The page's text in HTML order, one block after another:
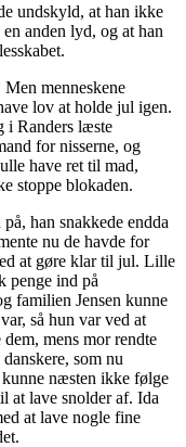
undskyld, at han ikke
anden lyd, og at han
menneskene
lov at holde jul igen.
i Randers læste
for nisserne, og
have ret til mad,
stoppe blokaden.
han snakkede endda
nu de havde for
at gøre klar til jul. Lille
penge ind på
familien Jensen kunne
så hun var ved at
mens mor rendte
som nu
næsten ikke følge
at lave snolder af. Ida
at lave nogle fine